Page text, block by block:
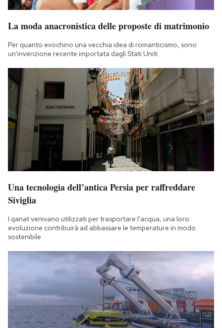
La moda anacronistica delle proposte di matrimonio
Per quanto evochino una vecchia idea di romanticismo, sono
un'invenzione recente importata dagli Stati Uniti
Una tecnologia dell’antica Persia per raffreddare
Siviglia
I qanat venivano utilizzati per trasportare l'acqua, una loro
evoluzione contribuirà ad abbassare le temperature in modo
sostenibile